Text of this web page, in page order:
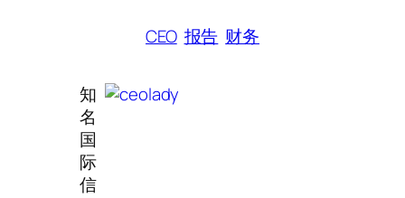
CEO 报告 财务
知
名
国
际
信